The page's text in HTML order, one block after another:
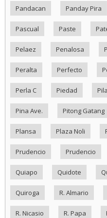
Pandacan Panday Pira
Pascual Paste
Pelaez Penalosa
Peralta Perfecto
Perla C Piedad
Pina Ave. Pitong Gatang
Plansa Plaza Noli
Prudencio Prudencio
Quiapo Quidote
Quiroga R. Almario
R. Nicasio R. Papa